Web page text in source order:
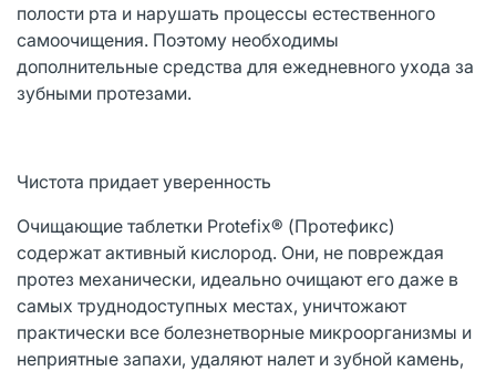
полости рта и нарушать процессы естественного
самоочищения. Поэтому необходимы
дополнительные средства для ежедневного ухода за
зубными протезами.
Чистота придает уверенность
Очищающие таблетки Protefix® (Протефикс)
содержат активный кислород. Они, не повреждая
протез механически, идеально очищают его даже в
самых труднодоступных местах, уничтожают
практически все болезнетворные микроорганизмы и
неприятные запахи, удаляют налет и зубной камень,